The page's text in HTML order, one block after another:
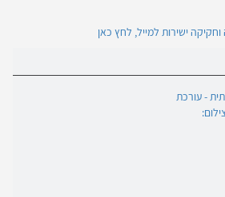
ישירות למייל, לחץ כאן